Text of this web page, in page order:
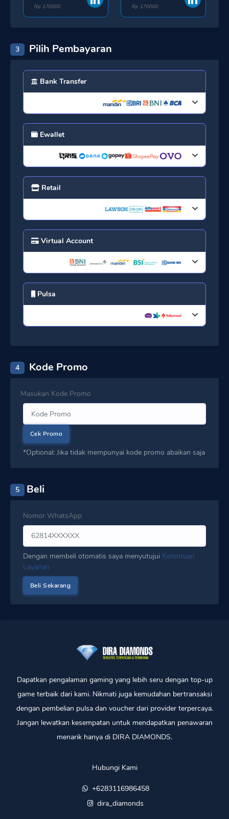
Rp 170000 Rp 170000
3 Pilih Pembayaran
Bank Transfer
Ewallet
Retail
Virtual Account
Pulsa
4 Kode Promo
Masukan Kode Promo
Cek Promo
*Optional: Jika tidak mempunyai kode promo abaikan saja
5 Beli
Nomor WhatsApp
Dengan membeli otomatis saya menyutujui Ketentuan
Layanan
Dapatkan pengalaman gaming yang lebih seru dengan top-up
game terbaik dari kami. Nikmati juga kemudahan bertransaksi
dengan pembelian pulsa dan voucher dari provider terpercaya.
Jangan lewatkan kesempatan untuk mendapatkan penawaran
menarik hanya di DIRA DIAMONDS.
Hubungi Kami
+6283116986458
dira_diamonds